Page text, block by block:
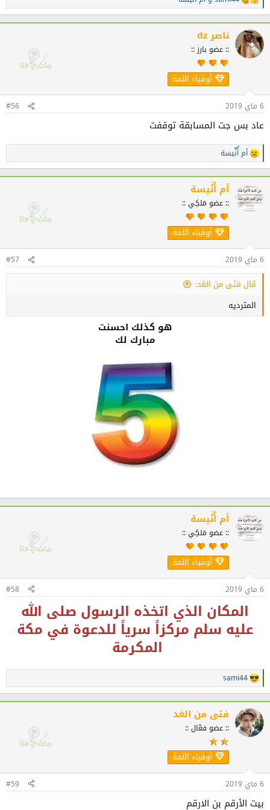
ل
ت
ف
ا
ع
ناصر dz
:: عضو بارز ::
أوفياء اللمة
6 ماي 2019 #56
عاد بس جت المسابقة توقفت
ا
ل
ت
ف
ا
ع
أم أُنٌَيسة
أم أُنٌَيسة
:: عضو مَلكِي ::
أوفياء اللمة
6 ماي 2019 #57
قال فتى من الغد:
المترديه
هو كذلك احسنت
مبارك لك
أم أُنٌَيسة
:: عضو مَلكِي ::
أوفياء اللمة
6 ماي 2019 #58
المكان الذي اتخذه الرسول صلى الله
عليه سلم مركزاً سرياً للدعوة في مكة
المكرمة
ا
ل
ت
ف
ا
ع
sami44
فتى من الغد
:: عضو فعّال ::
أوفياء اللمة
6 ماي 2019 #59
بيت الأرقم بن الارقم